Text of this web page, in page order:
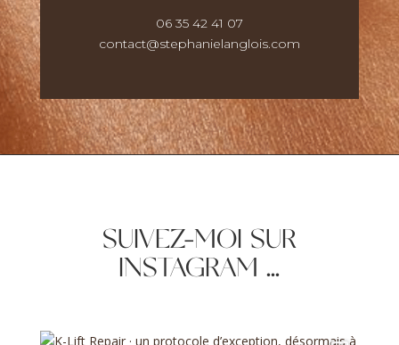
06 35 42 41 07
contact@stephanielanglois.com
SUIVEZ-MOI SUR
INSTAGRAM ...